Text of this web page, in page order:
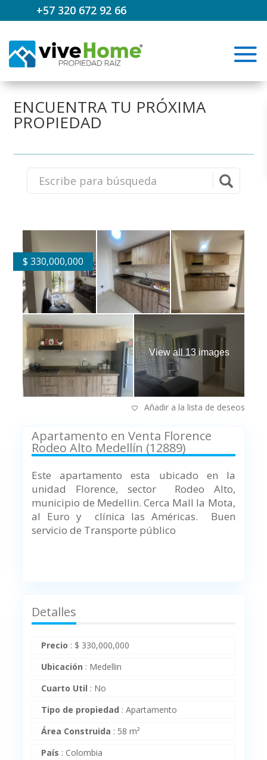
+57 320 672 92 66
ENCUENTRA TU PRÓXIMA
PROPIEDAD
$ 330,000,000
View all 13 images
Añadir a la lista de deseos
Apartamento en Venta Florence
Rodeo Alto Medellín (12889)
Este apartamento esta ubicado en la
unidad Florence, sector Rodeo Alto,
municipio de Medellin. Cerca Mall la Mota,
al Euro y clínica las Américas. Buen
servicio de Transporte público
Detalles
Precio : $ 330,000,000
Ubicación : Medellin
Cuarto Util : No
Tipo de propiedad :Apartamento
Área Construida : 58 m²
País : Colombia